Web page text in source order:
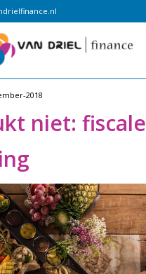
2018
niet: fiscale